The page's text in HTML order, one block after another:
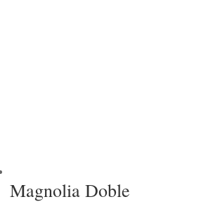
Magnolia Doble